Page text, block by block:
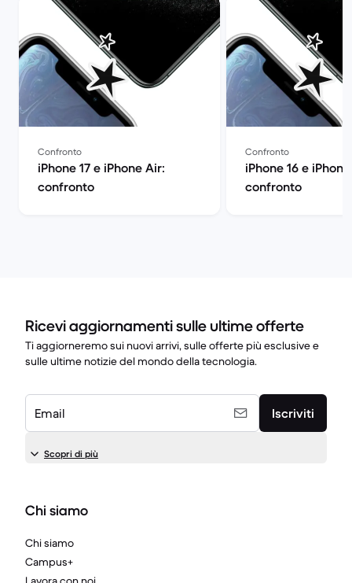
Confronto
iPhone 17 e iPhone Air:
confronto
Confronto
iPhone 16 e iPhone
confronto
Ricevi aggiornamenti sulle ultime offerte
Ti aggiorneremo sui nuovi arrivi, sulle offerte più esclusive e
sulle ultime notizie del mondo della tecnologia.
Email Iscriviti
Scopri di più
Chi siamo
Chi siamo
Campus+